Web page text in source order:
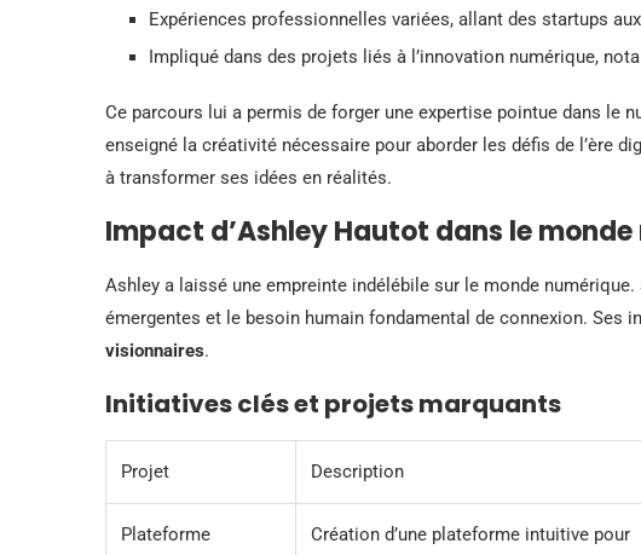
Expériences professionnelles variées, allant des startups
Impliqué dans des projets liés à l’innovation numérique,
Ce parcours lui a permis de forger une expertise pointue dans le
enseigné la créativité nécessaire pour aborder les défis de l’ère
à transformer ses idées en réalités.
Impact d’Ashley Hautot dans le
Ashley a laissé une empreinte indélébile sur le monde
émergentes et le besoin humain fondamental de connexion. Ses
visionnaires.
Initiatives clés et projets marquants
Projet Description
Plateforme
Création d’une plateforme intuitive pour